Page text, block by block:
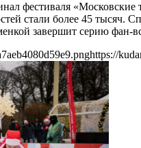
фестиваля
стали более 45
завершит серию фан-
https://